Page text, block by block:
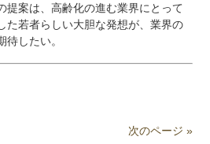
提案は、高齢化の進む業界にとって
た若者らしい大胆な発想が、業界の
したい。
次のページ »